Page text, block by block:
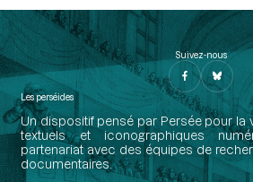
Suivez-nous
Les perséides
Un dispositif pensé par Persée pour la
textuels et iconographiques
partenariat avec des équipes de
documentaires.